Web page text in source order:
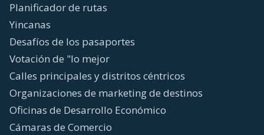
Planificador de rutas
Yincanas
Desafíos de los pasaportes
Votación de "lo mejor
Calles principales y distritos céntricos
Organizaciones de marketing de destinos
Oficinas de Desarrollo Económico
Cámaras de Comercio